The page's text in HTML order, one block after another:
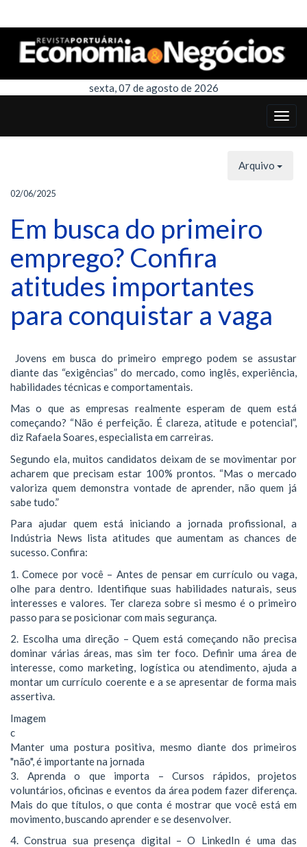
sexta, 07 de agosto de 2026
Arquivo
02/06/2025
Em busca do primeiro
emprego? Confira
atitudes importantes
para conquistar a vaga
Jovens em busca do primeiro emprego podem se assustar
diante das “exigências” do mercado, como inglês, experiência,
habilidades técnicas e comportamentais.
Mas o que as empresas realmente esperam de quem está
começando? “Não é perfeição. É clareza, atitude e potencial”,
diz Rafaela Soares, especialista em carreiras.
Segundo ela, muitos candidatos deixam de se movimentar por
acharem que precisam estar 100% prontos. “Mas o mercado
valoriza quem demonstra vontade de aprender, não quem já
sabe tudo.”
Para ajudar quem está iniciando a jornada profissional, a
Indústria News lista atitudes que aumentam as chances de
sucesso. Confira:
1. Comece por você – Antes de pensar em currículo ou vaga,
olhe para dentro. Identifique suas habilidades naturais, seus
interesses e valores. Ter clareza sobre si mesmo é o primeiro
passo para se posicionar com mais segurança.
2. Escolha uma direção – Quem está começando não precisa
dominar várias áreas, mas sim ter foco. Definir uma área de
interesse, como marketing, logística ou atendimento, ajuda a
montar um currículo coerente e a se apresentar de forma mais
assertiva.
Imagem
c
Manter uma postura positiva, mesmo diante dos primeiros
"não", é importante na jornada
3. Aprenda o que importa – Cursos rápidos, projetos
voluntários, oficinas e eventos da área podem fazer diferença.
Mais do que títulos, o que conta é mostrar que você está em
movimento, buscando aprender e se desenvolver.
4. Construa sua presença digital – O LinkedIn é uma das